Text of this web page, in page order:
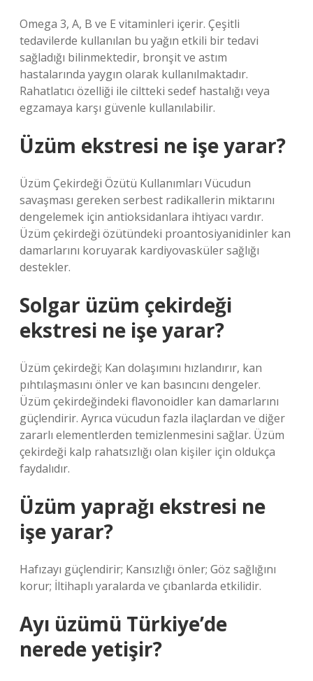
Omega 3, A, B ve E vitaminleri içerir. Çeşitli
tedavilerde kullanılan bu yağın etkili bir tedavi
sağladığı bilinmektedir, bronşit ve astım
hastalarında yaygın olarak kullanılmaktadır.
Rahatlatıcı özelliği ile ciltteki sedef hastalığı veya
egzamaya karşı güvenle kullanılabilir.
Üzüm ekstresi ne işe yarar?
Üzüm Çekirdeği Özütü Kullanımları Vücudun
savaşması gereken serbest radikallerin miktarını
dengelemek için antioksidanlara ihtiyacı vardır.
Üzüm çekirdeği özütündeki proantosiyanidinler kan
damarlarını koruyarak kardiyovasküler sağlığı
destekler.
Solgar üzüm çekirdeği
ekstresi ne işe yarar?
Üzüm çekirdeği; Kan dolaşımını hızlandırır, kan
pıhtılaşmasını önler ve kan basıncını dengeler.
Üzüm çekirdeğindeki flavonoidler kan damarlarını
güçlendirir. Ayrıca vücudun fazla ilaçlardan ve diğer
zararlı elementlerden temizlenmesini sağlar. Üzüm
çekirdeği kalp rahatsızlığı olan kişiler için oldukça
faydalıdır.
Üzüm yaprağı ekstresi ne
işe yarar?
Hafızayı güçlendirir; Kansızlığı önler; Göz sağlığını
korur; İltihaplı yaralarda ve çıbanlarda etkilidir.
Ayı üzümü Türkiye’de
nerede yetişir?